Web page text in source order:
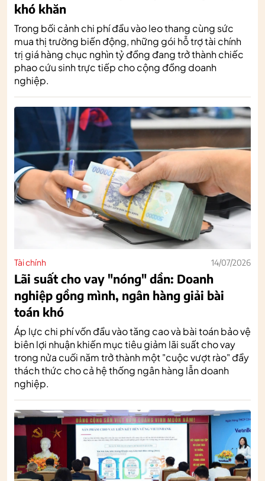
khó khăn
Trong bối cảnh chi phí đầu vào leo thang cùng sức
mua thị trường biến động, những gói hỗ trợ tài chính
trị giá hàng chục nghìn tỷ đồng đang trở thành chiếc
phao cứu sinh trực tiếp cho cộng đồng doanh
nghiệp.
Tài chính 14/07/2026
Lãi suất cho vay "nóng" dần: Doanh
nghiệp gồng mình, ngân hàng giải bài
toán khó
Áp lực chi phí vốn đầu vào tăng cao và bài toán bảo vệ
biên lợi nhuận khiến mục tiêu giảm lãi suất cho vay
trong nửa cuối năm trở thành một "cuộc vượt rào" đầy
thách thức cho cả hệ thống ngân hàng lẫn doanh
nghiệp.